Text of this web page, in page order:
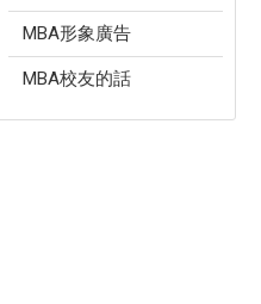
MBA形象廣告
MBA校友的話